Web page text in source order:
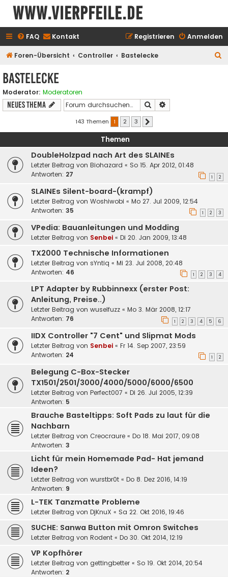
www.vierpfeile.de
FAQ Kontakt Anmelden
Registrieren
Foren-Übersicht Controller Bastelecke
Bastelecke
Moderator: Moderatoren
Neues Thema Suche
143 Themen 1 2 3
Themen
DoubleHolzpad nach Art des SLAINEs
Letzter Beitrag von Biohazard « So 15. Apr 2012, 01:48
Antworten: 27 1 2
SLAINEs Silent-board-(krampf)
Letzter Beitrag von Woshiwobi « Mo 27. Jul 2009, 12:54
Antworten: 35 1 2 3
VPedia: Bauanleitungen und Modding
Letzter Beitrag von Senbei « Di 20. Jan 2009, 13:48
TX2000 Technische Informationen
Letzter Beitrag von sYntiq « Mi 23. Jul 2008, 20:48
Antworten: 46 1 2 3 4
LPT Adapter by Rubbinnexx (erster Post:
Anleitung, Preise..)
Letzter Beitrag von wuselfuzz « Mo 3. Mär 2008, 12:17
Antworten: 76 1 2 3 4 5 6
IIDX Controller "7 Cent" und Slipmat Mods
Letzter Beitrag von Senbei « Fr 14. Sep 2007, 23:59
Antworten: 24 1 2
Belegung C-Box-Stecker
TX1501/2501/3000/4000/5000/6000/6500
Letzter Beitrag von Perfect007 « Di 26. Jul 2005, 12:39
Antworten: 5
Brauche Basteltipps: Soft Pads zu laut für die
Nachbarn
Letzter Beitrag von Creocraure « Do 18. Mai 2017, 09:08
Antworten: 3
Licht für mein Homemade Pad- Hat jemand
Ideen?
Letzter Beitrag von wurstbr0t « Do 8. Dez 2016, 14:19
Antworten: 9
L-TEK Tanzmatte Probleme
Letzter Beitrag von DjKnuX « Sa 22. Okt 2016, 19:46
SUCHE: Sanwa Button mit Omron Switches
Letzter Beitrag von Rodent « Do 30. Okt 2014, 12:19
VP Kopfhörer
Letzter Beitrag von gettingbetter « So 19. Okt 2014, 20:54
Antworten: 2